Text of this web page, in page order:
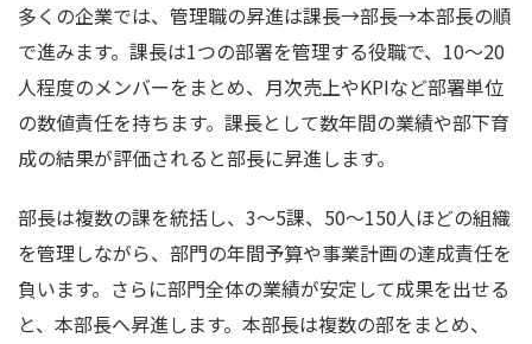
多くの企業では、管理職の昇進は課長→部長→本部長の順
で進みます。課長は1つの部署を管理する役職で、10〜20
人程度のメンバーをまとめ、月次売上やKPIなど部署単位
の数値責任を持ちます。課長として数年間の業績や部下育
成の結果が評価されると部長に昇進します。
部長は複数の課を統括し、3〜5課、50〜150人ほどの組織
を管理しながら、部門の年間予算や事業計画の達成責任を
負います。さらに部門全体の業績が安定して成果を出せる
と、本部長へ昇進します。本部長は複数の部をまとめ、